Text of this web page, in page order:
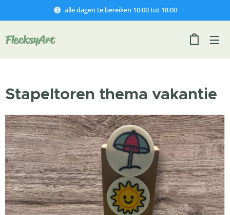
alle dagen te bereiken 10:00 tot 18:00
FlecksyArt
Stapeltoren thema vakantie